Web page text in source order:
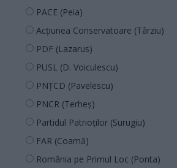
PACE (Peia)
Acțiunea Conservatoare (Târziu)
PDF (Lazarus)
PUSL (D. Voiculescu)
PNȚCD (Pavelescu)
PNCR (Terheș)
Partidul Patrioților (Surugiu)
FAR (Coarnă)
România pe Primul Loc (Ponta)